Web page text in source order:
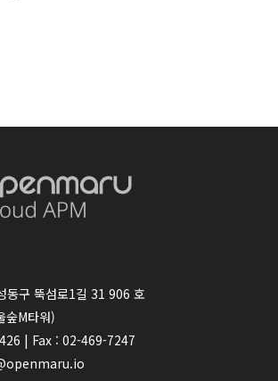
동구 뚝섬로1길 31 906 호
숲M타워)
| Fax : 02-469-7247